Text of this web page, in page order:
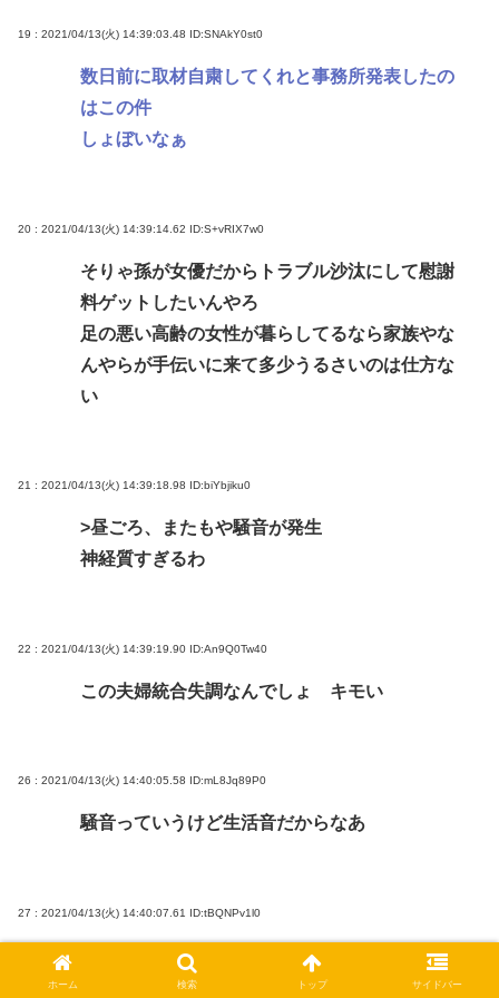
19 : 2021/04/13(火) 14:39:03.48 ID:SNAkY0st0
数日前に取材自粛してくれと事務所発表したの
はこの件
しょぼいなぁ
20 : 2021/04/13(火) 14:39:14.62 ID:S+vRIX7w0
そりゃ孫が女優だからトラブル沙汰にして慰謝
料ゲットしたいんやろ
足の悪い高齢の女性が暮らしてるなら家族やな
んやらが手伝いに来て多少うるさいのは仕方な
い
21 : 2021/04/13(火) 14:39:18.98 ID:biYbjiku0
>昼ごろ、またもや騒音が発生
神経質すぎるわ
22 : 2021/04/13(火) 14:39:19.90 ID:An9Q0Tw40
この夫婦統合失調なんでしょ キモい
26 : 2021/04/13(火) 14:40:05.58 ID:mL8Jq89P0
騒音っていうけど生活音だからなあ
27 : 2021/04/13(火) 14:40:07.61 ID:tBQNPv1l0
祖母を大事にしているならコロナ感染拡大して
る時期に東京から何度も帰省しない
ホーム 検索 トップ サイドバー